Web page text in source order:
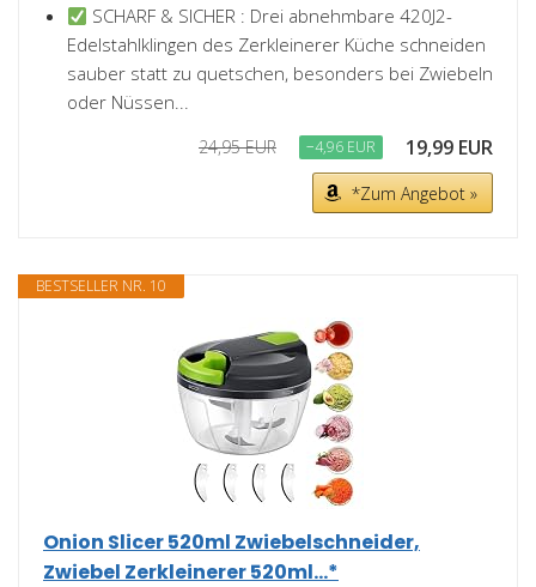
SCHARF & SICHER : Drei abnehmbare 420J2-
Edelstahlklingen des Zerkleinerer Küche schneiden
sauber statt zu quetschen, besonders bei Zwiebeln
oder Nüssen...
24,95 EUR −4,96 EUR 19,99 EUR
*Zum Angebot »
BESTSELLER NR. 10
Onion Slicer 520ml Zwiebelschneider,
Zwiebel Zerkleinerer 520ml...*